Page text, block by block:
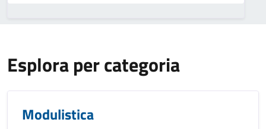
Esplora per categoria
Modulistica